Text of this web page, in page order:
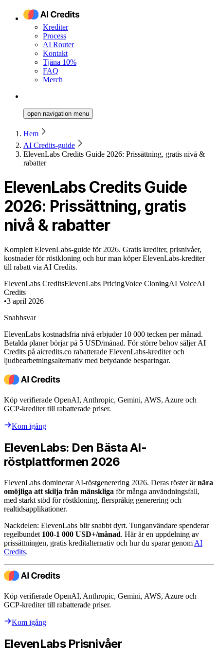
Krediter
Process
AI Router
Kontakt
Tjäna 10%
FAQ
Merch
open navigation menu
Hem
AI Credits-guide
ElevenLabs Credits Guide 2026: Prissättning, gratis nivå &
rabatter
ElevenLabs Credits Guide
2026: Prissättning, gratis
nivå & rabatter
Komplett ElevenLabs-guide för 2026. Gratis krediter, prisnivåer,
kostnader för röstkloning och hur man köper ElevenLabs-krediter
till rabatt via AI Credits.
ElevenLabs CreditsElevenLabs PricingVoice CloningAI VoiceAI
Credits
•3 april 2026
Snabbsvar
ElevenLabs kostnadsfria nivå erbjuder 10 000 tecken per månad.
Betalda planer börjar på 5 USD/månad. För större behov säljer AI
Credits på aicredits.co rabatterade ElevenLabs-krediter och
ljudbearbetningsalternativ med betydande besparingar.
Köp verifierade OpenAI, Anthropic, Gemini, AWS, Azure och
GCP-krediter till rabatterade priser.
Kom igång
ElevenLabs: Den Bästa AI-
röstplattformen 2026
ElevenLabs dominerar AI-röstgenerering 2026. Deras röster ärnära
omöjliga att skilja från mänskliga för många användningsfall,
med starkt stöd för röstkloning, flerspråkig generering och
realtidsapplikationer.
Nackdelen: ElevenLabs blir snabbt dyrt. Tunganvändare spenderar
regelbundet 100-1 000 USD+/månad. Här är en uppdelning av
prissättningen, gratis kreditalternativ och hur du sparar genom AI
Credits.
Köp verifierade OpenAI, Anthropic, Gemini, AWS, Azure och
GCP-krediter till rabatterade priser.
Kom igång
ElevenLabs Prisnivåer